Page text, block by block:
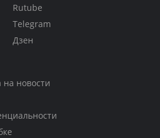
Rutube
Telegram
Дзен
на новости